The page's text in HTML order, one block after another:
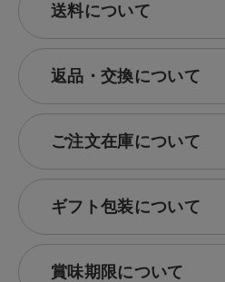
送料について
返品・交換について
ご注文在庫について
ギフト包装について
賞味期限について